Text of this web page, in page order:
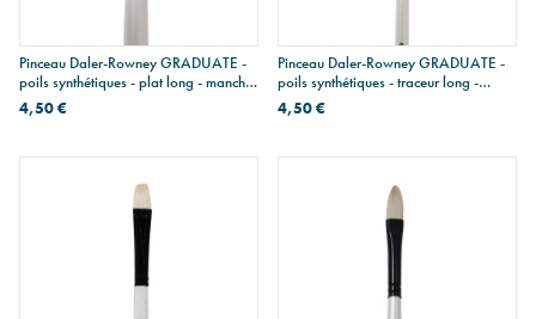
Pinceau Daler-Rowney GRADUATE -
poils synthétiques - plat long - manche
court
4,50 €
Pinceau Daler-Rowney GRADUATE -
poils synthétiques - traceur long -
manche court
4,50 €